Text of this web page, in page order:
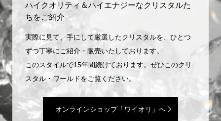
ハイクオリティ＆ハイエナジーなクリスタルた
ちをご紹介
実際に見て、手にして厳選したクリスタルを、ひとつ
ずつ丁寧にご紹介・販売いたしております。
このスタイルで15年間続けております。ぜひこのクリ
スタル・ワールドをご覧ください。
オンラインショップ「ワイオリ」へ